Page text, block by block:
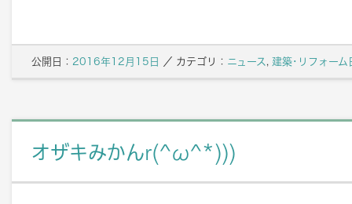
公開日： 2016年12月15日 ／ カテゴリ： ニュース , 建築･リフォーム
オザキみかんr(^ω^*)))